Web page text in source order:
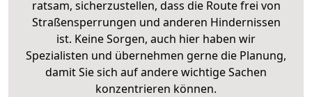
ratsam, sicherzustellen, dass die Route frei von
Straßensperrungen und anderen Hindernissen
ist. Keine Sorgen, auch hier haben wir
Spezialisten und übernehmen gerne die Planung,
damit Sie sich auf andere wichtige Sachen
konzentrieren können.